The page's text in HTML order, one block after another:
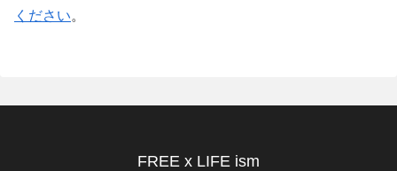
ください。
FREE x LIFE ism